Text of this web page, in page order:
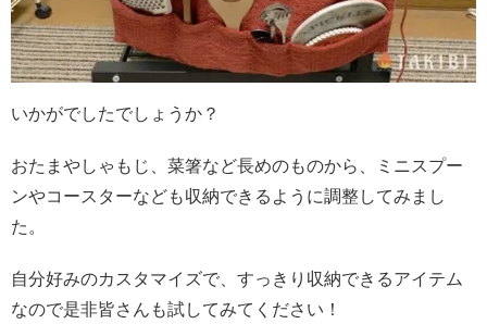
いかがでしたでしょうか？
おたまやしゃもじ、菜箸など長めのものから、ミニスプー
ンやコースターなども収納できるように調整してみまし
た。
自分好みのカスタマイズで、すっきり収納できるアイテム
なので是非皆さんも試してみてください！